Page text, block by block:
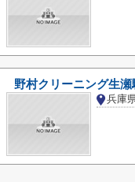
野村クリーニング生
兵庫